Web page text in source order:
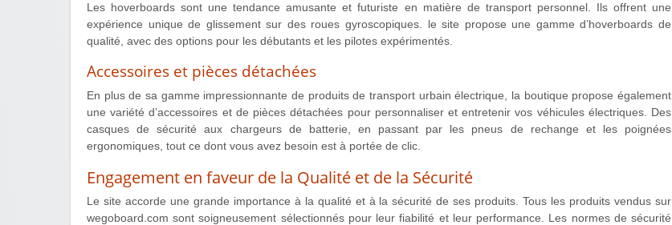
Les hoverboards sont une tendance amusante et futuriste en matière de transport personnel. Ils offrent une
expérience unique de glissement sur des roues gyroscopiques. le site propose une gamme d’hoverboards de
qualité, avec des options pour les débutants et les pilotes expérimentés.
Accessoires et pièces détachées
En plus de sa gamme impressionnante de produits de transport urbain électrique, la boutique propose également
une variété d’accessoires et de pièces détachées pour personnaliser et entretenir vos véhicules électriques. Des
casques de sécurité aux chargeurs de batterie, en passant par les pneus de rechange et les poignées
ergonomiques, tout ce dont vous avez besoin est à portée de clic.
Engagement en faveur de la Qualité et de la Sécurité
Le site accorde une grande importance à la qualité et à la sécurité de ses produits. Tous les produits vendus sur
wegoboard.com sont soigneusement sélectionnés pour leur fiabilité et leur performance. Les normes de sécurité